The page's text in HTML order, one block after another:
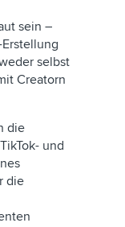
sein –
selbst
Creatorn
die
und
die